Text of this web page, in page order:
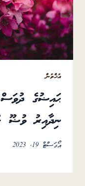
އުޚްތުން
ޙައިޟުގެ
ނިދާއިރު ވުޟޫ
އޯގަސްޓް 19, 2023